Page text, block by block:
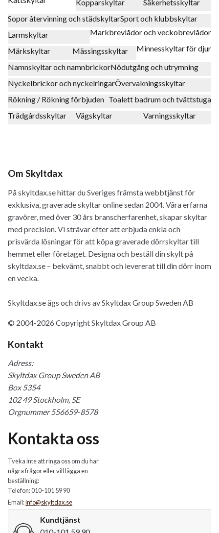
Kopparskyltar
Säkerhetsskyltar
Sopor återvinning och städskyltarSport och klubbskyltar
Larmskyltar
Markbrevlådor och veckobrevlådor
Märkskyltar
Mässingsskyltar
Minnesskyltar för djur
Namnskyltar och namnbrickorNödutgång och utrymning
Nyckelbrickor och nyckelringarÖvervakningsskyltar
Rökning / Rökning förbjuden Toalett badrum och tvättstuga
Trädgårdsskyltar
Vägskyltar Varningsskyltar
Om Skyltdax
På skyltdax.se hittar du Sveriges främsta webbtjänst för
exklusiva, graverade skyltar online sedan 2004. Våra erfarna
gravörer, med över 30 års branscherfarenhet, skapar skyltar
med precision. Vi strävar efter att erbjuda enkla och
prisvärda lösningar för att köpa graverade dörrskyltar till
hemmet eller företaget. Designa och beställ din skylt på
skyltdax.se – bekvämt, snabbt och levererat till din dörr inom
en vecka.
Skyltdax.se ägs och drivs av Skyltdax Group Sweden AB
© 2004-2026 Copyright Skyltdax Group AB
Kontakt
Adress:
Skyltdax Group Sweden AB
Box 5354
102 49 Stockholm, SE
Orgnummer 556659-8578
Kontakta oss
Tveka inte att ringa oss om du har
några frågor eller vill lägga en
beställning:
Telefon: 010-101 59 90
Email:info@skyltdax.se
Kundtjänst